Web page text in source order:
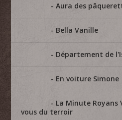
Aura des
Bella Vanille
Département de
En voiture Simone
La Minute Royans
vous du terroir